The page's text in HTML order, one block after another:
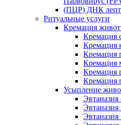
(ПЦР) ДНК
Ритуальные услуги
Кремация
Кремация
Кремация
Кремация
Кремация
Кремация
Кремация
Усыпление
Эвтаназия